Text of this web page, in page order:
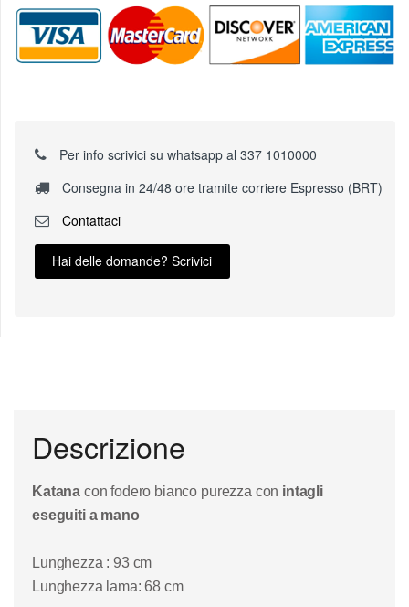
Per info scrivici su whatsapp al 337 1010000
Consegna in 24/48 ore tramite corriere Espresso (BRT)
Contattaci
Hai delle domande? Scrivici
Descrizione
Katana con fodero bianco purezza con intagli
eseguiti a mano
Lunghezza : 93 cm
Lunghezza lama: 68 cm